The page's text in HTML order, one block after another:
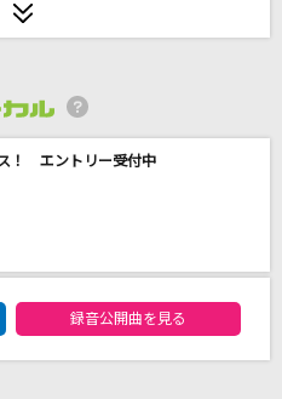
！ エントリー受付中
エントリーランキング
録音公開曲を見る